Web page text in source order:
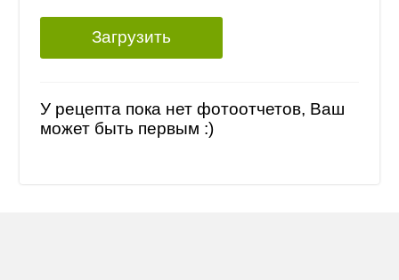
Загрузить
У рецепта пока нет фотоотчетов, Ваш
может быть первым :)